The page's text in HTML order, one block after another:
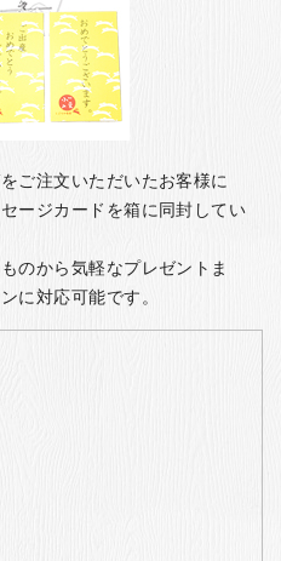
ご注文いただいたお客様に
ージカードを箱に同封してい
のから気軽なプレゼントま
に対応可能です。